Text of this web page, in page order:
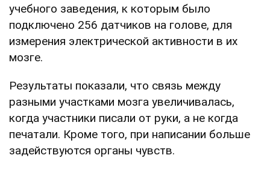
учебного заведения, к которым было
подключено 256 датчиков на голове, для
измерения электрической активности в их
мозге.
Результаты показали, что связь между
разными участками мозга увеличивалась,
когда участники писали от руки, а не когда
печатали. Кроме того, при написании больше
задействуются органы чувств.